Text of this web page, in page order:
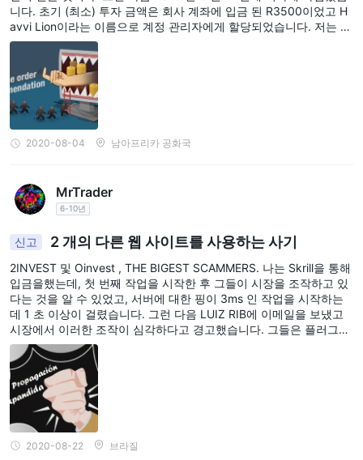
-암호화폐:암호화폐는 보안을 위해 암호화를 사용하며 중앙 관리
기관과 독립적으로 운영되는 디지털 또는 가상 통화입니다. 인기 있
는 암호화폐로는 비트코인, 이더리움, 리플 등이 있습니다.
계정 유형
Oinvest은 세 가지 라이브 계정 유형을 제공합니다:
플래티넘. 계정을 열려면
이것은 Oinvest에서 제공하는 기본 계정 유형입니다.
Oinvest 거래 플랫폼 및 외환, 상품, 지수 및 암호화폐와 같은 다양한
기본 고객 지원 서비스를 제공합니다.
- 골드 계정:
골드 계정은 더 고급 기능과 혜택을 원하는 트레이더를 위해 설계되
었습니다.
우선 고객 지원 서비스를 제공합니다.
- 플래티넘 계정:
플래티넘 계정은 Oinvest에서 제공하는 최고 계층의 계정 유형으로,
숙련된 트레이더나 더 큰 거래 자본을 가진 사람들을 대상으로 합니
다.
니다. 초기 (최소) 투자 금액은 회사 계좌에 입금 된 R3500이었고 H
avvi Lion이라는 이름으로 계정 관리자에게 할당되었습니다. 저는 H
avvi의 리더십과 거래를 시작했습니다. 초기 거래는 소량으로 이루어
졌으며 이로 인해 소량의 수익이 발생했습니다. 그녀는 더 큰 수익을
내기 위해 R25000을 투자 할 것을 제안했습니다. 나는 금액 (R2500
0)을 계좌로 이체하고 그녀의 지도력과 함께 거래를 시작했습니다.
며칠 후 나는 투자 한 모든 돈을 잃었다 (R28500). 그런 다음 계정을
보호하고 잃어버린 모든 것을 복구하기 위해 R50000을 더 많이 입
금하라고 조언했습니다. 지식과 경험이 부족하여 그녀는 상황을 이용
하고 시장에 잃을 때마다 더 많은 금액을 입금하도록 나를 조작했습
신의 감정을 사용했습니다. 그 이후로 R471 000을 잃어 버렸습니다.
그녀는 제가 여전히 거래에 남은 자금을 보호하기 위해 은행 대출을
2020-08-04 남아프리카 공화국
MrTrader
6-10년
신고 2 개의 다른 웹 사이트를 사용하는 사기
2INVEST 및 Oinvest , THE BIGEST SCAMMERS. 나는 Skrill을 통해
입금을했는데, 첫 번째 작업을 시작한 후 그들이 시장을 조작하고 있
다는 것을 알 수 있었고, 서버에 대한 핑이 3ms 인 작업을 시작하는
데 1 초 이상이 걸렸습니다. 그런 다음 LUIZ RIB에 이메일을 보냈고
시장에서 이러한 조작이 심각하다고 경고했습니다. 그들은 플러그인
을 사용하고, 가격과 운영을 조작하고, 곧 나는 인출을 요청했고, 그
들은 SKRILL을 통해 만들어진 자금을 인출하기 위해 은행 편지를 요
청했습니다. 인출 정책은 물론 웹 사이트와 AML 정책에서도 동일한
입금 방식으로 자금이 반환되는 경향이있다. 고객을 이용하려는 사기
중개인. 다소 전문적인 것 외에도. 나는 개인적인 이유로 전화를받을
수없고 (방금 말할 수없는 수술을 받았음) 계속해서 전화를 걸었다 고
반복적으로 알렸고, 내 인생에서 본 최악의 브로커. FSA의 규제를 받
아 이미 모든 문서와 증거를 규제 기관에 보냈습니다. 이제 규제를 잃
2020-08-22 브라질